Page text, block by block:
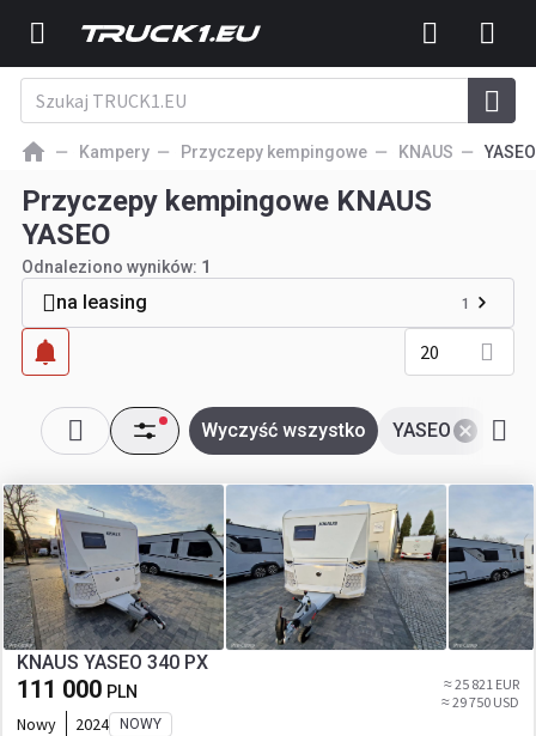
Kampery Przyczepy kempingowe KNAUS YASEO
Przyczepy kempingowe KNAUS
YASEO
Odnaleziono wyników: 1
na leasing 1
20
YASEO
Wyczyść wszystko
KNAUS YASEO 340 PX
111 000 PLN
≈ 25 821 EUR
≈ 29 750 USD
Nowy 2024 NOWY